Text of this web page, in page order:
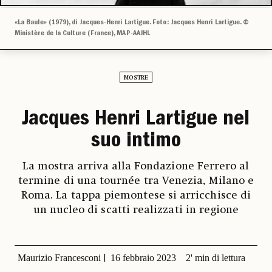
«La Baule» (1979), di Jacques-Henri Lartigue. Foto: Jacques Henri Lartigue. ©
Ministère de la Culture (France), MAP-AAJHL
MOSTRE
Jacques Henri Lartigue nel
suo intimo
La mostra arriva alla Fondazione Ferrero al
termine di una tournée tra Venezia, Milano e
Roma. La tappa piemontese si arricchisce di
un nucleo di scatti realizzati in regione
Maurizio Francesconi 16 febbraio 2023 2' min di lettura